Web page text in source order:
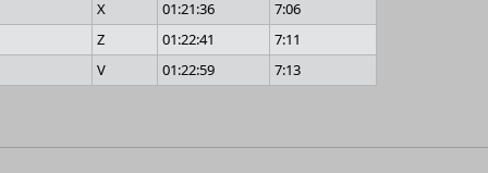
X
01:21:36
7:06
Z
01:22:41
7:11
V
01:22:59 7:13